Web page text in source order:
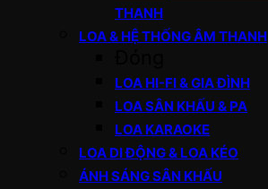
THANH
LOA & HỆ THỐNG ÂM THANH
LOA HI-FI & GIA ĐÌNH
LOA SÂN KHẤU & PA
LOA KARAOKE
LOA DI ĐỘNG & LOA KÉO
ÁNH SÁNG SÂN KHẤU